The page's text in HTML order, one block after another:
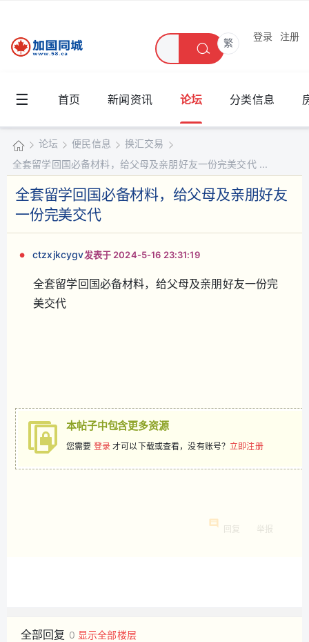
繁
登录 注册
☰ 首页 新闻资讯 论坛 分类信息
加
国
同
城
»
论坛
›
便民信息
›
换汇交易
全套留学回国必备材料，给父母及亲朋好友一份完美交代 ...
全套留学回国必备材料，给父母及亲朋好友
一份完美交代
ctzxjkcygv发表于 2024-5-16 23:31:19
全套留学回国必备材料，给父母及亲朋好友一份完
美交代
本帖子中包含更多资源
您需要 登录才可以下载或查看，没有账号？立即注册
回复 举报
全部回复 0 显示全部楼层